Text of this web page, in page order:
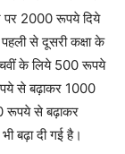
पर 2000 रूपये दिये
से दूसरी कक्षा के
के लिये 500 रूपये
से बढ़ाकर 1000
रूपये से बढ़ाकर
बढ़ा दी गई है।